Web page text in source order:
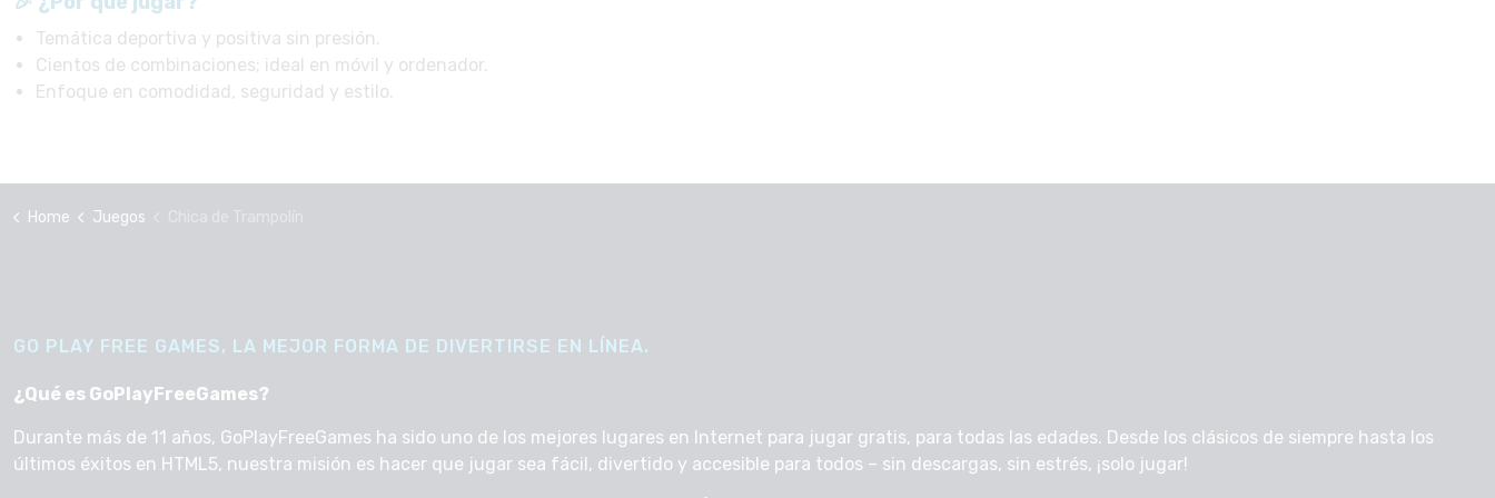
Temática deportiva y positiva sin presión.
Cientos de combinaciones; ideal en móvil y ordenador.
Enfoque en comodidad, seguridad y estilo.
Home Juegos
GO PLAY FREE GAMES, LA MEJOR FORMA DE DIVERTIRSE EN LÍNEA.
¿Qué es GoPlayFreeGames?
Durante más de 11 años, GoPlayFreeGames ha sido uno de los mejores lugares en Internet para jugar gratis, para todas las edades. Desde los clásicos de siempre hasta los
últimos éxitos en HTML5, nuestra misión es hacer que jugar sea fácil, divertido y accesible para todos – sin descargas, sin estrés, ¡solo jugar!